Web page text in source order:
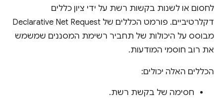
לחסום או לשנות בקשות רשת על ידי ציון כללים
דקלרטיביים. פורמט הכללים של Declarative Net Request
מבוסס על היכולות של תחביר רשימת המסננים שמשמש
את רוב חוסמי המודעות.
הכללים האלה יכולים:
חסימה של בקשת רשת.